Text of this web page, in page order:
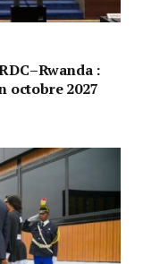
:
octobre 2027